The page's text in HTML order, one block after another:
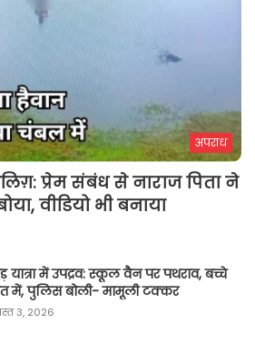
अपराध
प्रेम संबंध से नाराज पिता ने
वीडियो भी बनाया
यात्रा में उपद्रव: स्कूल वैन पर पथराव, बच्चे
में, पुलिस बोली- मामूली टक्कर
3, 2026